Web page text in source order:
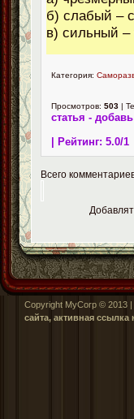
б) слабый –
в) сильный –
Категория:
Просмотров: 503 |
статья -
| Рейтинг: 5.0/1
Всего
Copyright MyCorp © 2013 |
сайта, активная